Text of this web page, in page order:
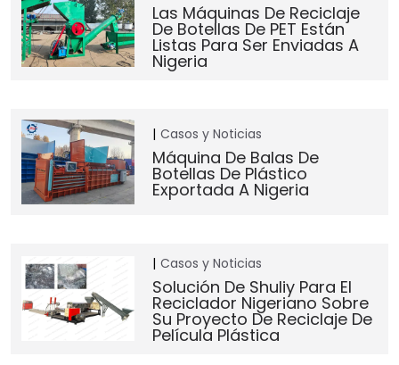
Las Máquinas De Reciclaje
De Botellas De PET Están
Listas Para Ser Enviadas A
Nigeria
Casos y Noticias
Máquina De Balas De
Botellas De Plástico
Exportada A Nigeria
Casos y Noticias
Solución De Shuliy Para El
Reciclador Nigeriano Sobre
Su Proyecto De Reciclaje De
Película Plástica